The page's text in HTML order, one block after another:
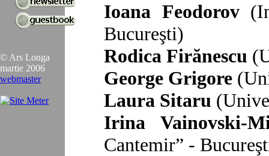
© Ars Longa
martie 2006
webmaster
Ioana Feodorov
Bucureşti)
Rodica Firănescu
George Grigore
Laura Sitaru
Irina Vainovski-
Cantemir” -